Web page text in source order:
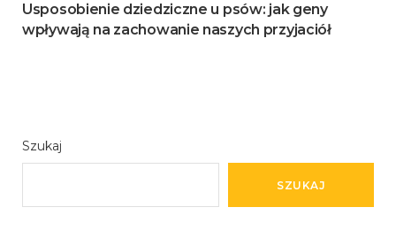
Usposobienie dziedziczne u psów: jak geny
wpływają na zachowanie naszych przyjaciół
Szukaj
SZUKAJ